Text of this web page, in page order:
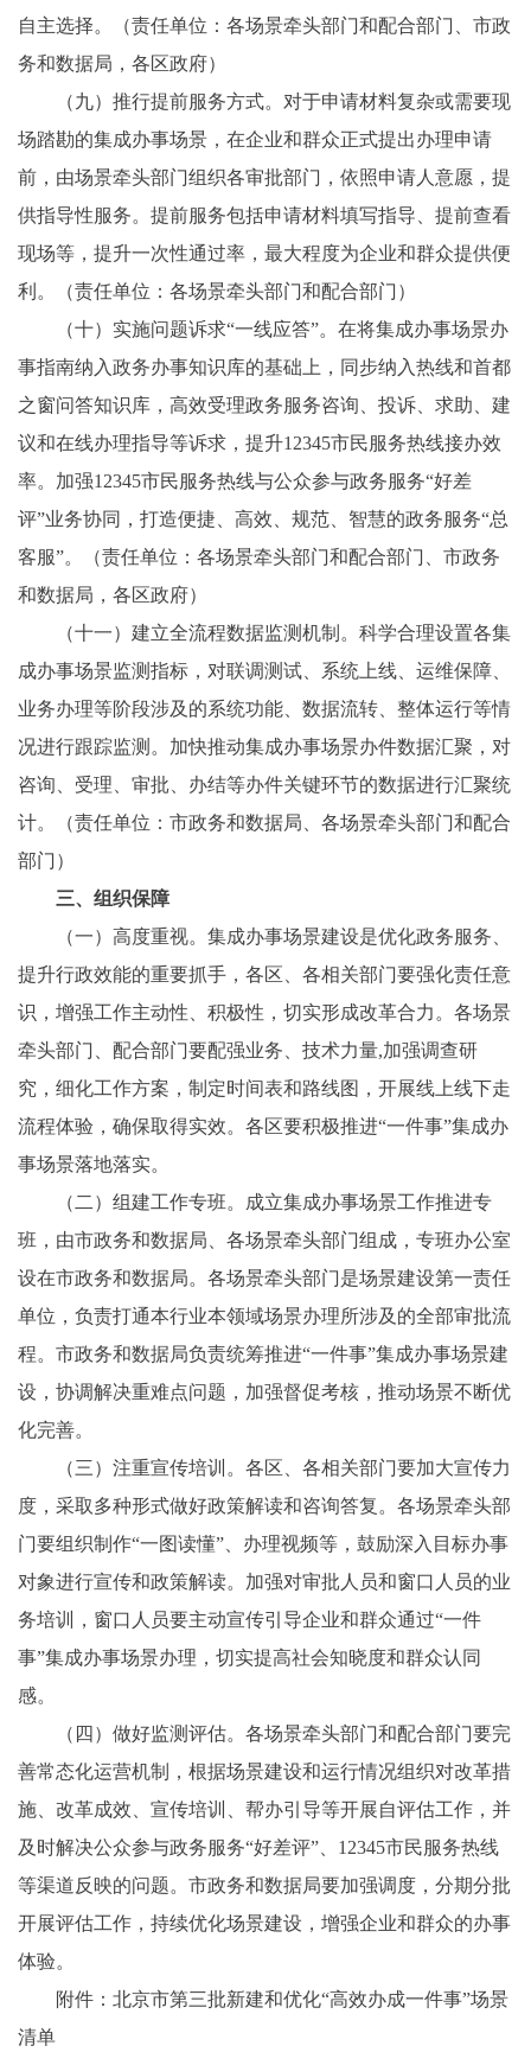
自主选择。（责任单位：各场景牵头部门和配合部门、市政
务和数据局，各区政府）
（九）推行提前服务方式。对于申请材料复杂或需要现
场踏勘的集成办事场景，在企业和群众正式提出办理申请
前，由场景牵头部门组织各审批部门，依照申请人意愿，提
供指导性服务。提前服务包括申请材料填写指导、提前查看
现场等，提升一次性通过率，最大程度为企业和群众提供便
利。（责任单位：各场景牵头部门和配合部门）
（十）实施问题诉求“一线应答”。在将集成办事场景办
事指南纳入政务办事知识库的基础上，同步纳入热线和首都
之窗问答知识库，高效受理政务服务咨询、投诉、求助、建
议和在线办理指导等诉求，提升12345市民服务热线接办效
率。加强12345市民服务热线与公众参与政务服务“好差
评”业务协同，打造便捷、高效、规范、智慧的政务服务“总
客服”。（责任单位：各场景牵头部门和配合部门、市政务
和数据局，各区政府）
（十一）建立全流程数据监测机制。科学合理设置各集
成办事场景监测指标，对联调测试、系统上线、运维保障、
业务办理等阶段涉及的系统功能、数据流转、整体运行等情
况进行跟踪监测。加快推动集成办事场景办件数据汇聚，对
咨询、受理、审批、办结等办件关键环节的数据进行汇聚统
计。（责任单位：市政务和数据局、各场景牵头部门和配合
部门）
三、组织保障
（一）高度重视。集成办事场景建设是优化政务服务、
提升行政效能的重要抓手，各区、各相关部门要强化责任意
识，增强工作主动性、积极性，切实形成改革合力。各场景
牵头部门、配合部门要配强业务、技术力量,加强调查研
究，细化工作方案，制定时间表和路线图，开展线上线下走
流程体验，确保取得实效。各区要积极推进“一件事”集成办
事场景落地落实。
（二）组建工作专班。成立集成办事场景工作推进专
班，由市政务和数据局、各场景牵头部门组成，专班办公室
设在市政务和数据局。各场景牵头部门是场景建设第一责任
单位，负责打通本行业本领域场景办理所涉及的全部审批流
程。市政务和数据局负责统筹推进“一件事”集成办事场景建
设，协调解决重难点问题，加强督促考核，推动场景不断优
化完善。
（三）注重宣传培训。各区、各相关部门要加大宣传力
度，采取多种形式做好政策解读和咨询答复。各场景牵头部
门要组织制作“一图读懂”、办理视频等，鼓励深入目标办事
对象进行宣传和政策解读。加强对审批人员和窗口人员的业
务培训，窗口人员要主动宣传引导企业和群众通过“一件
事”集成办事场景办理，切实提高社会知晓度和群众认同
感。
（四）做好监测评估。各场景牵头部门和配合部门要完
善常态化运营机制，根据场景建设和运行情况组织对改革措
施、改革成效、宣传培训、帮办引导等开展自评估工作，并
及时解决公众参与政务服务“好差评”、12345市民服务热线
等渠道反映的问题。市政务和数据局要加强调度，分期分批
开展评估工作，持续优化场景建设，增强企业和群众的办事
体验。
附件：北京市第三批新建和优化“高效办成一件事”场景
清单